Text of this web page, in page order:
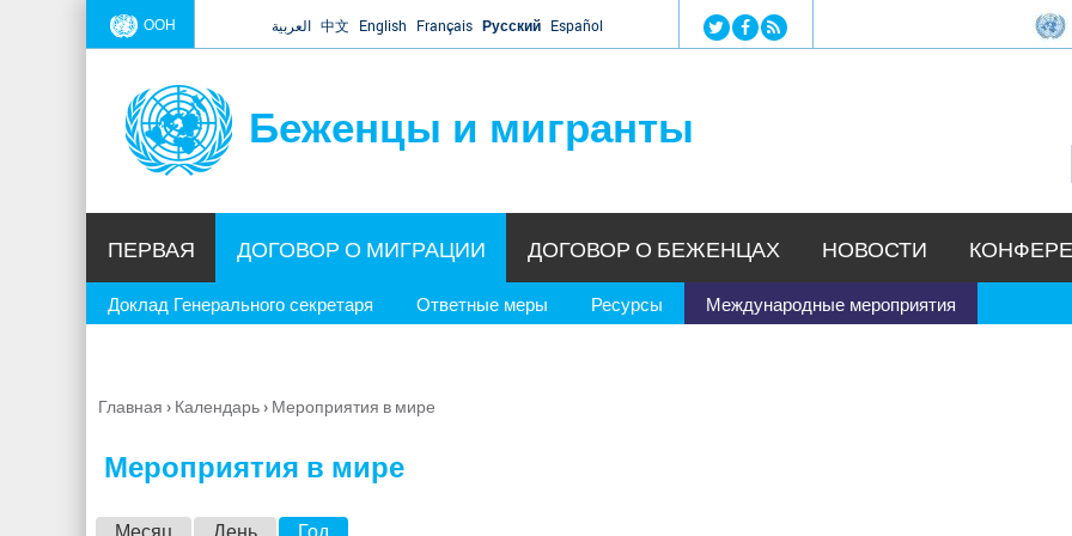
Jump to navigation
ООН العربية 中文 English Français Русский Español
Беженцы и мигранты
ПЕРВАЯ ДОГОВОР О МИГРАЦИИ
Доклад Генерального секретаря Ответные меры Ресурсы Международные мероприятия
ДОГОВОР О БЕЖЕНЦАХ НОВОСТИ
Вы
Главная › Календарь› Мероприятия в мире
Мероприятия в мире